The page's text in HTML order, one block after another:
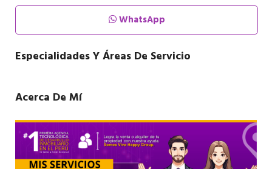
WhatsApp
Especialidades Y Áreas De Servicio
Acerca De Mí